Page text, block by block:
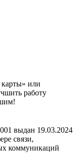
или
работу
выдан 19.03.2024
связи,
коммуникаций